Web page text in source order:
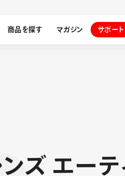
商品を探す マガジン サポート
サインペン オレンズ
メッセ
ンズ エーテ